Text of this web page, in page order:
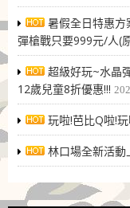
暑假全日特惠
彈槍戰只要999元/人(
超級好玩~水晶
12歲兒童8折優惠!!!
玩啦!芭比Q啦!
林口場全新活